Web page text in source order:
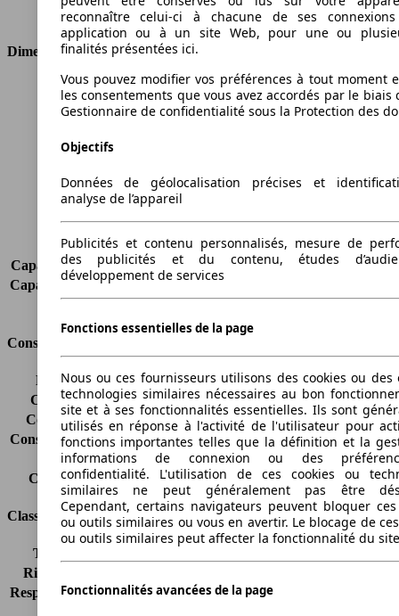
Type de traction
Traction avant
Dimensions
Longueur
4656 mm
Hauteur
1728 mm
Empattement
Charge maximale
775 kg
Portes
Sièges
6
Charge sur toit
-
Capacité de remorquage (sans freins) 750 kg
Capacité de remorquage (avec freins)
Consommation
Émissions de CO2*
289 g/km (komb.)
Consommation (ville)
17.2 l/100km
Consommation (route)
9.0 l/100km
Consommation (combinée)* 12.0 l/100km
Classe d'émissions
Euro 4
Capacité du réservoir
83 l
Classes d'assurance
Tous risques
Risques partiels
Responsabilité civile -
reconnaître celui-ci à chacune de ses
application ou à un site Web, pour une ou
finalités présentées ici.
Vous pouvez modifier vos préférences à tout moment
les consentements que vous avez accordés par le biais
Gestionnaire de confidentialité sous la Protection des
Objectifs
Données de géolocalisation précises et
analyse de l’appareil
Publicités et contenu personnalisés, mesure de
des publicités et du contenu, études
développement de services
Fonctions essentielles de la page
Nous ou ces fournisseurs utilisons des cookies ou des
technologies similaires nécessaires au bon
site et à ses fonctionnalités essentielles. Ils sont
utilisés en réponse à l'activité de l'utilisateur pour
fonctions importantes telles que la définition et la
informations de connexion ou des
confidentialité. L'utilisation de ces cookies ou
similaires ne peut généralement pas être
Cependant, certains navigateurs peuvent bloquer ces
ou outils similaires ou vous en avertir. Le blocage de
ou outils similaires peut affecter la fonctionnalité du
Fonctionnalités avancées de la page